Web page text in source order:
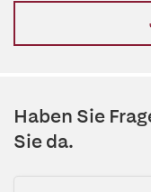
Haben Sie
Sie da.